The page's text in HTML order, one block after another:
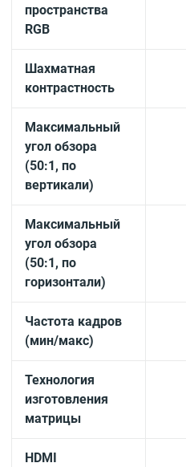
пространства
RGB
Шахматная
контрастность
Максимальный
угол обзора
(50:1, по
вертикали)
Максимальный
угол обзора
(50:1, по
горизонтали)
Частота кадров
(мин/макс)
Технология
изготовления
матрицы
HDMI